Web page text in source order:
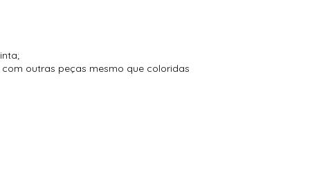
outras peças mesmo que coloridas